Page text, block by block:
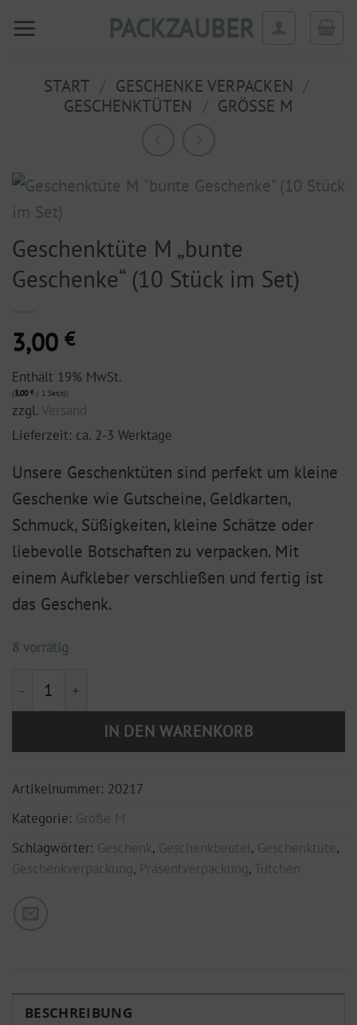
Inhalt
PACKZAUBER
START GESCHENKE VERPACKEN
GESCHENKTÜTEN
GRÖSSE M
Geschenktüte M „bunte
Geschenke“ (10 Stück im Set)
3,00 €
Enthält 19% MwSt.
(3,00 €/ 1 Set(s))
zzgl.Versand
Lieferzeit: ca. 2-3 Werktage
Unsere Geschenktüten sind perfekt um kleine
Geschenke wie Gutscheine, Geldkarten,
Schmuck, Süßigkeiten, kleine Schätze oder
liebevolle Botschaften zu verpacken. Mit
einem Aufkleber verschließen und fertig ist
das Geschenk.
8 vorrätig
Geschenktüte M "bunte Geschenke" (10 Stück im Set)
IN DEN WARENKORB
Artikelnummer: 20217
Kategorie: Größe M
Schlagwörter: Geschenk, Geschenkbeutel, Geschenktüte,
Geschenkverpackung, Präsentverpackung, Tütchen
BESCHREIBUNG